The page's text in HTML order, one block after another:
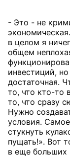
- Это - не
в целом я
общем
инвестиций,
достаточная.
то, что кто-то
то, что сразу
Нужно
условия.
стукнуть
пущать!». Вот
в еще больших